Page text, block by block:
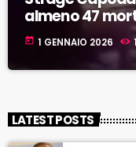
almeno 47
today 1 GENNAIO 2026
LATEST POSTS